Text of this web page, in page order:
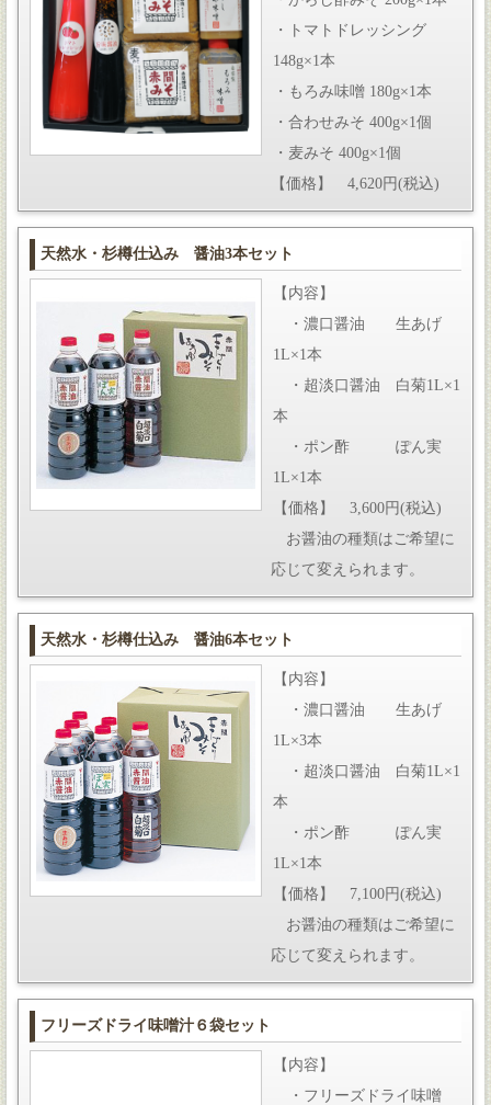
・トマトドレッシング
148g×1本
・もろみ味噌 180g×1本
・合わせみそ 400g×1個
・麦みそ 400g×1個
【価格】 4,620円(税込)
天然水・杉樽仕込み 醤油3本セット
【内容】
・濃口醤油 生あげ
1L×1本
・超淡口醤油 白菊1L×1
本
・ポン酢 ぽん実
1L×1本
【価格】 3,600円(税込)
お醤油の種類はご希望に
応じて変えられます。
天然水・杉樽仕込み 醤油6本セット
【内容】
・濃口醤油 生あげ
1L×3本
・超淡口醤油 白菊1L×1
本
・ポン酢 ぽん実
1L×1本
【価格】 7,100円(税込)
お醤油の種類はご希望に
応じて変えられます。
フリーズドライ味噌汁６袋セット
【内容】
・フリーズドライ味噌